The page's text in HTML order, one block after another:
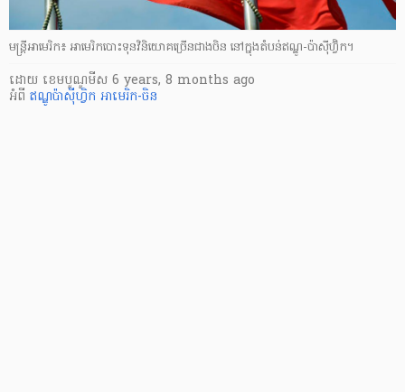
មន្ត្រីអាមេរិក៖ អាមេរិក​​​បោះទុន​វិនិយោគច្រើនជាង​ចិន ​នៅ​ក្នុង​​តំបន់​ឥណ្ឌូ-ប៉ាស៊ីហ្វ៊ិក។
ដោយ ​ ខេមបូណូមីស 6 years, 8 months ago
អំពី ឥណ្ឌូប៉ាស៊ីហ្វិក អាមេរិក-ចិន